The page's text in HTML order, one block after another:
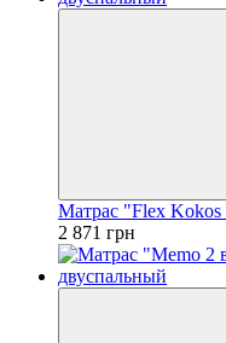
Матрас "Flex
2 871 грн